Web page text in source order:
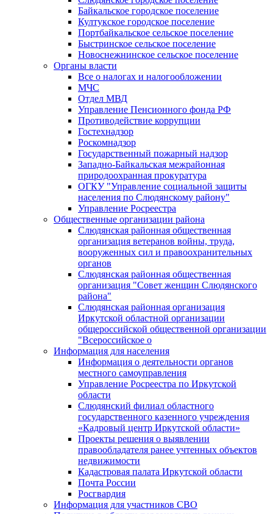
Байкальское городское поселение
Култукское городское поселение
Портбайкальское сельское поселение
Быстринское сельское поселение
Новоснежнинское сельское поселение
Органы власти
Все о налогах и налогообложении
МЧС
Отдел МВД
Управление Пенсионного фонда РФ
Противодействие коррупции
Гостехнадзор
Роскомнадзор
Государственный пожарный надзор
Западно-Байкальская межрайонная
природоохранная прокуратура
ОГКУ "Управление социальной защиты
населения по Слюдянскому району"
Управление Росреестра
Общественные организации района
Слюдянская районная общественная
организация ветеранов войны, труда,
вооруженных сил и правоохранительных
органов
Слюдянская районная общественная
организация "Совет женщин Слюдянского
района"
Слюдянская районная организация
Иркутской областной организации
общероссийской общественной организации
"Всероссийское о
Информация для населения
Информация о деятельности органов
местного самоуправления
Управление Росреестра по Иркутской
области
Слюдянский филиал областного
государственного казенного учреждения
«Кадровый центр Иркутской области»
Проекты решения о выявлении
правообладателя ранее учтенных объектов
недвижимости
Кадастровая палата Иркутской области
Почта России
Росгвардия
Информация для участников СВО